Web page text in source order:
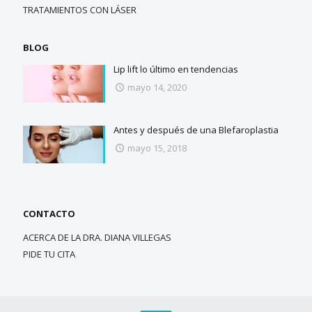
TRATAMIENTOS CON LÁSER
BLOG
Lip lift lo último en tendencias
mayo 14, 2020
Antes y después de una Blefaroplastia
mayo 15, 2018
CONTACTO
ACERCA DE LA DRA. DIANA VILLEGAS
PIDE TU CITA